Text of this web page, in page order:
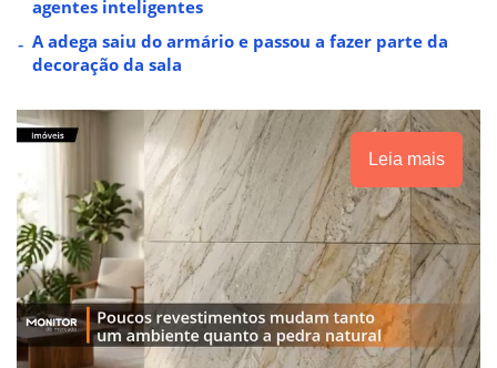
agentes inteligentes
A adega saiu do armário e passou a fazer parte da
decoração da sala
Leia mais